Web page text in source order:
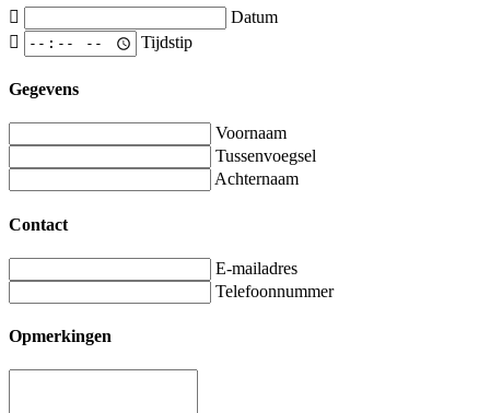
Datum
Tijdstip
Gegevens
Voornaam
Tussenvoegsel
Achternaam
Contact
E-mailadres
Telefoonnummer
Opmerkingen